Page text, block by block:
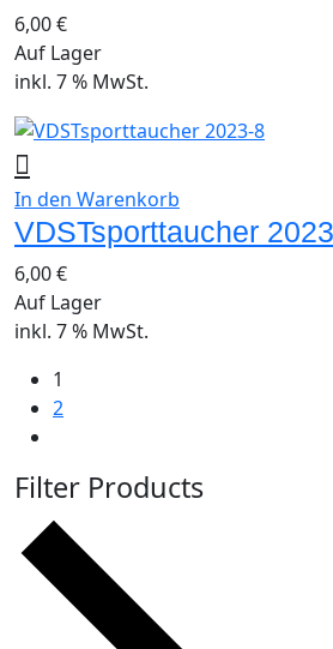
6,00€
Auf Lager
inkl. 7 % MwSt.
In den Warenkorb
VDSTsporttaucher
6,00€
Auf Lager
inkl. 7 % MwSt.
1
2
Filter Products